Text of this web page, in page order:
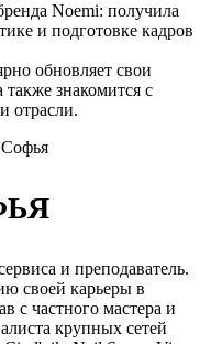
Noemi: получила
и подготовке кадров
обновляет свои
знакомится с
отрасли.
и преподаватель.
своей карьеры в
с частного мастера и
крупных сетей